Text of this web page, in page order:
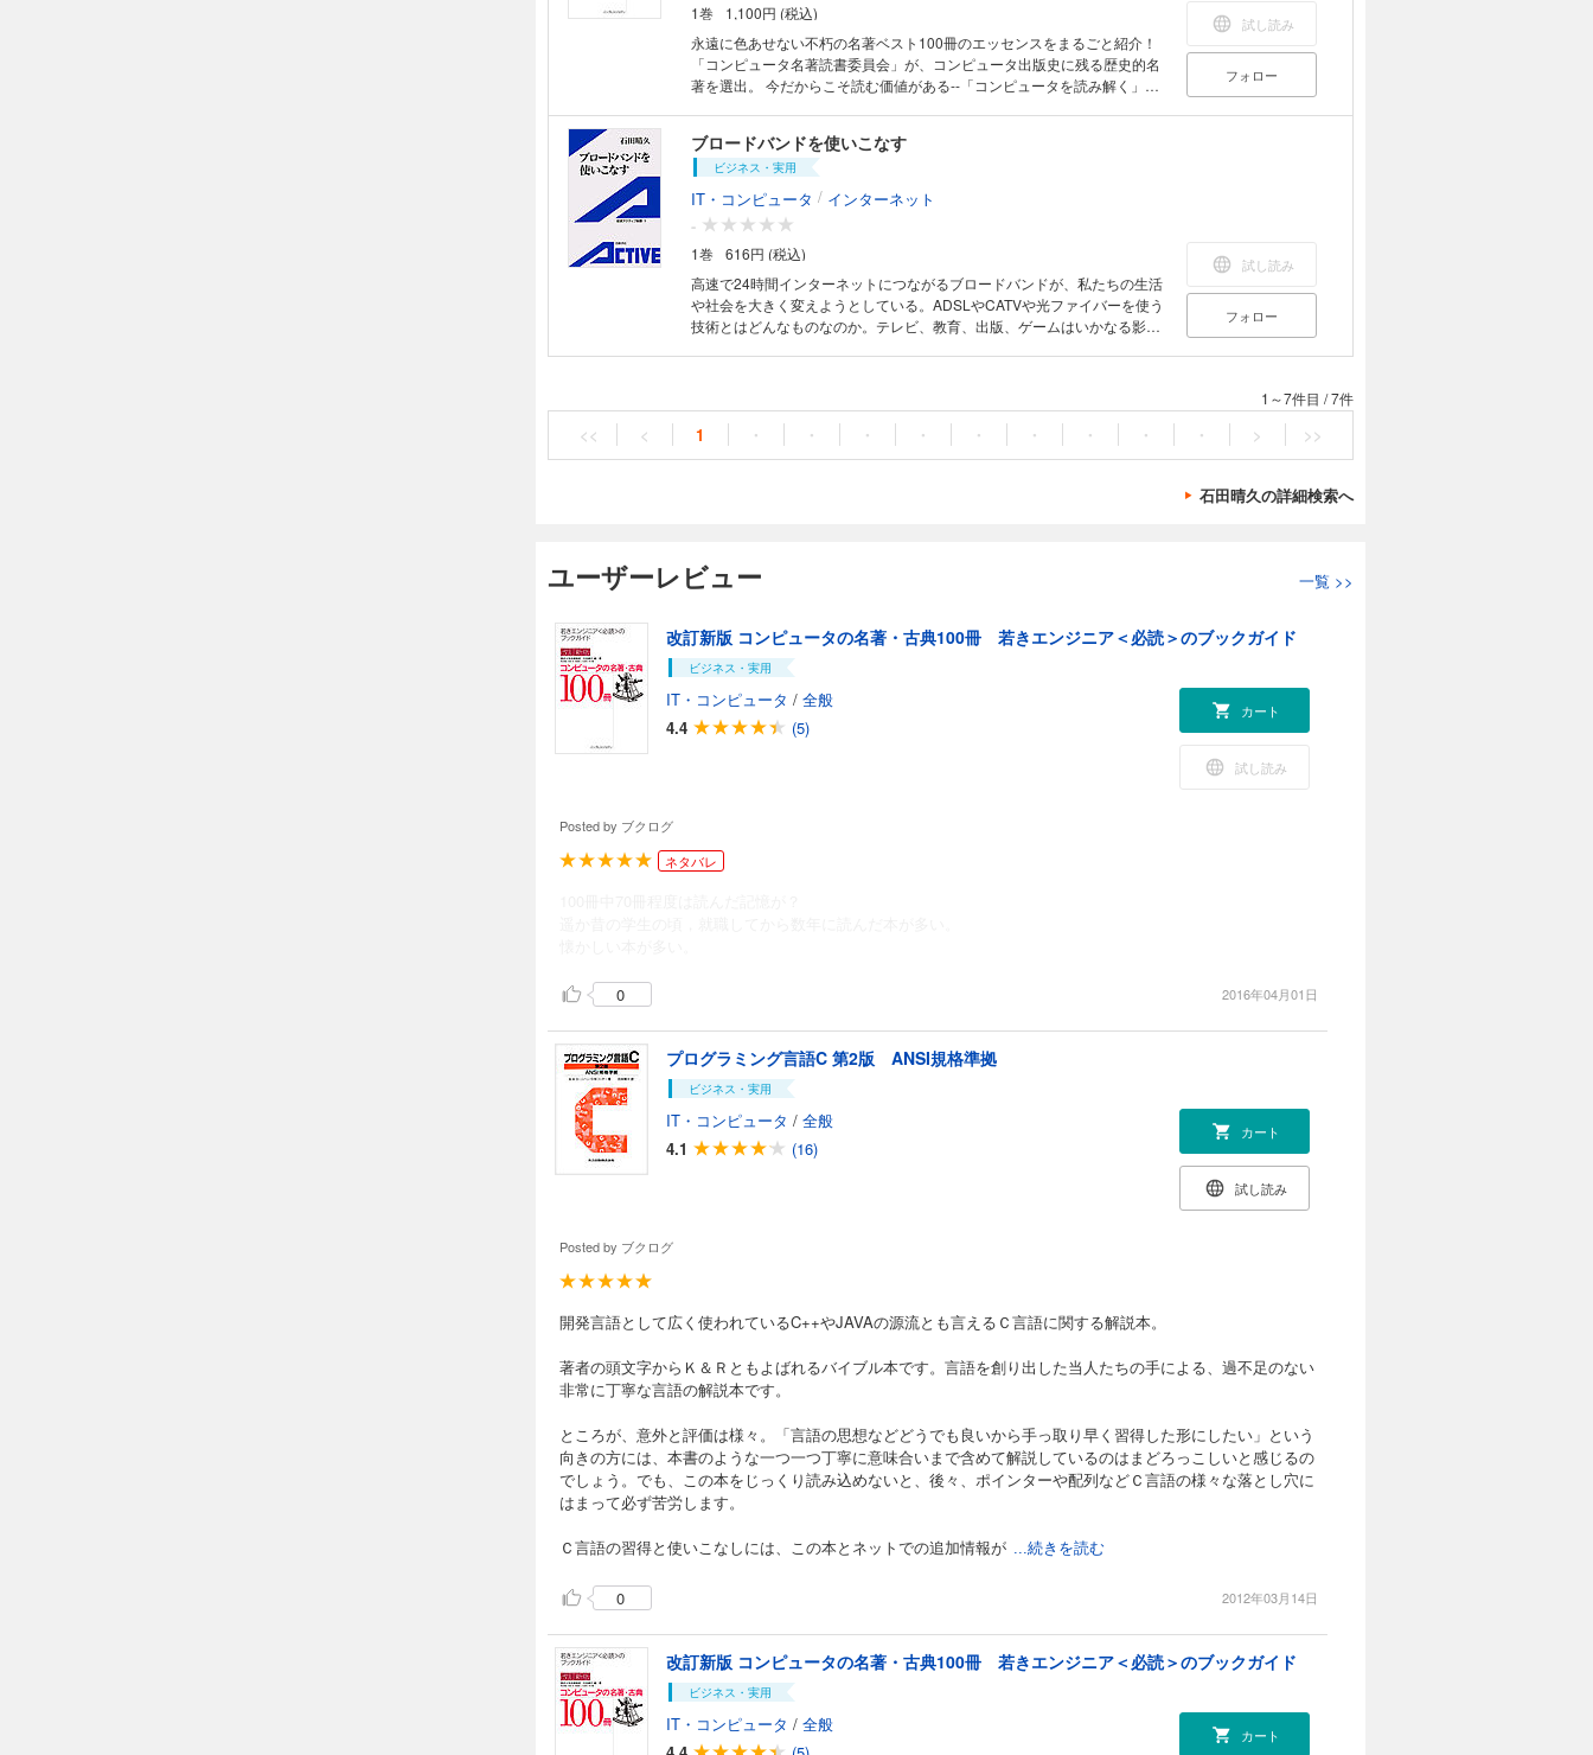
1巻
1,100円 (税込)
永遠に色あせない不朽の名著ベスト100冊のエッセンスをまるごと紹介！
「コンピュータ名著読書委員会」が、コンピュータ出版史に残る歴史的名
著を選出。 今だからこそ読む価値がある--「コンピュータを読み解く」た
試し読み
フォロー
ブロードバンドを使いこなす
ビジネス・実用
IT・コンピュータ / インターネット
-
1巻
616円 (税込)
高速で24時間インターネットにつながるブロードバンドが、私たちの生活
や社会を大きく変えようとしている。ADSLやCATVや光ファイバーを使う
技術とはどんなものなのか。テレビ、教育、出版、ゲームはいかなる影響
試し読み
フォロー
1～7件目 /7件
<< < 1 ・ ・ ・ ・ ・ ・ ・ ・ ・ > >>
石田晴久の詳細検索へ
ユーザーレビュー 一覧 >>
改訂新版 コンピュータの名著・古典100冊 若きエンジニア＜必読＞のブックガイド
ビジネス・実用
IT・コンピュータ / 全般
4.4
(5)
カート
試し読み
Posted by ブクログ
ネタバレ
0 2016年04月01日
プログラミング言語C 第2版 ANSI規格準拠
ビジネス・実用
IT・コンピュータ / 全般
4.1
(16)
カート
試し読み
Posted by ブクログ
開発言語として広く使われているC++やJAVAの源流とも言えるＣ言語に関する解説本。
著者の頭文字からＫ＆Ｒともよばれるバイブル本です。言語を創り出した当人たちの手による、過不足のない
非常に丁寧な言語の解説本です。
ところが、意外と評価は様々。「言語の思想などどうでも良いから手っ取り早く習得した形にしたい」という
向きの方には、本書のような一つ一つ丁寧に意味合いまで含めて解説しているのはまどろっこしいと感じるの
でしょう。でも、この本をじっくり読み込めないと、後々、ポインターや配列などＣ言語の様々な落とし穴に
はまって必ず苦労します。
Ｃ言語の習得と使いこなしには、この本とネットでの追加情報が ...続きを読む
0 2012年03月14日
改訂新版 コンピュータの名著・古典100冊 若きエンジニア＜必読＞のブックガイド
ビジネス・実用
IT・コンピュータ / 全般
カート